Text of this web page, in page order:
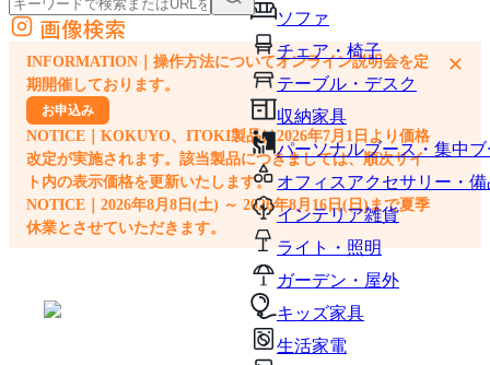
ソファ
チェア・椅子
テーブル・デスク
収納家具
パーソナルブース・集中
オフィスアクセサリー・備
インテリア雑貨
ライト・照明
ガーデン・屋外
キッズ家具
生活家電
外部サイトの商品をカートに追加
他のサイトで見つけた商品ページのURLを貼り付けて、カートに追加できます
画像検索
INFORMATION｜操作方法についてオンライン説明会を定
期開催しております。
お申込み
NOTICE｜KOKUYO、ITOKI製品は2026年7月1日より価格
改定が実施されます。該当製品につきましては、順次サイ
ト内の表示価格を更新いたします。
NOTICE｜2026年8月8日(土) ～ 2026年8月16日(日)まで夏季
休業とさせていただきます。
×